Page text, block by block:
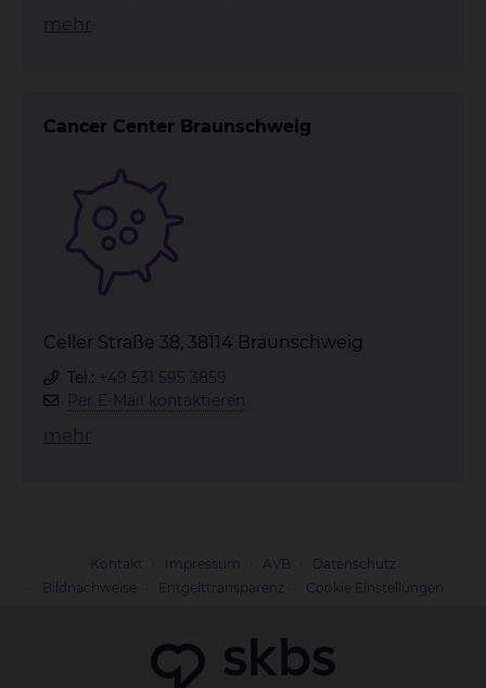
mehr
Cancer Center Braunschweig
Celler Straße 38, 38114 Braunschweig
Tel.: +49 531 595 3859
Per E-Mail kontaktieren
mehr
Kontakt Impressum AVB
Datenschutz
Bildnachweise
Entgelttransparenz Cookie Einstellungen